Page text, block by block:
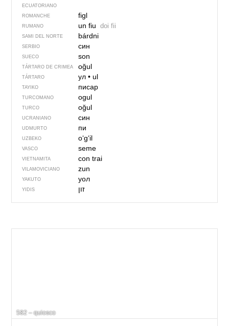
ECUATORIANO
ROMANCHE figl
RUMANO un fiu doi fii
SAMI DEL NORTE bárdni
SERBIO син
SUECO son
TÁRTARO DE CRIMEA oğul
TÁRTARO ул• ul
TAYIKO писар
TURCOMANO ogul
TURCO oğul
UCRANIANO син
UDMURTO пи
UZBEKO oʻgʻil
VASCO seme
VIETNAMITA con trai
VILAMOVICIANO zun
YAKUTO уол
YIDIS זון
582 – quiosco